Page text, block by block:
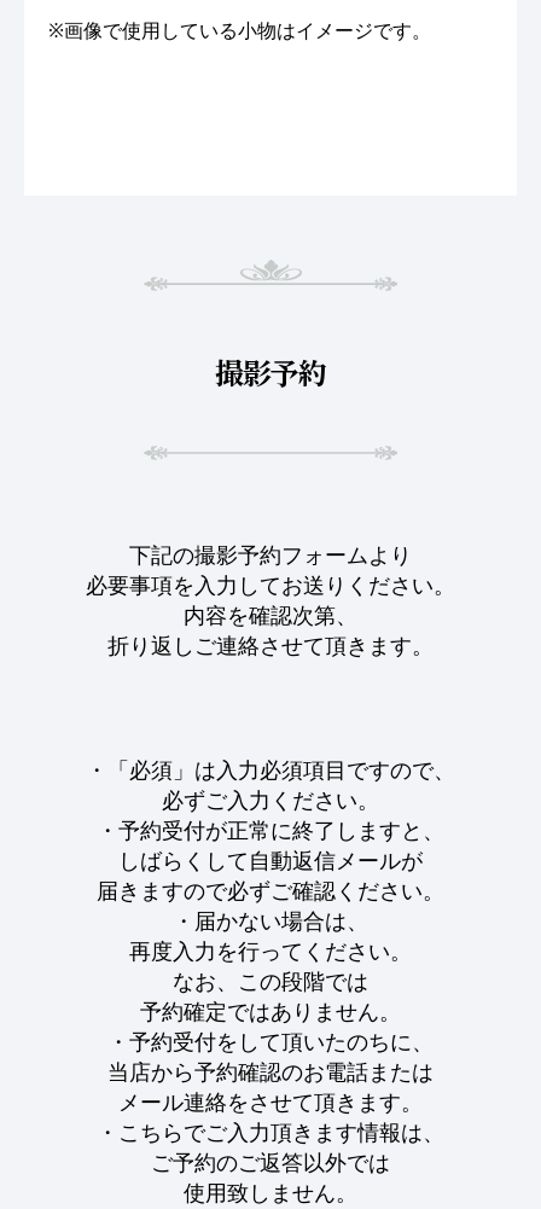
※画像で使用している小物はイメージです。
撮影予約
下記の撮影予約フォームより
必要事項を入力してお送りください。
内容を確認次第、
折り返しご連絡させて頂きます。
・「必須」は入力必須項目ですので、
必ずご入力ください。
・予約受付が正常に終了しますと、
しばらくして自動返信メールが
届きますので必ずご確認ください。
・届かない場合は、
再度入力を行ってください。
なお、この段階では
予約確定ではありません。
・予約受付をして頂いたのちに、
当店から予約確認のお電話または
メール連絡をさせて頂きます。
・こちらでご入力頂きます情報は、
ご予約のご返答以外では
使用致しません。